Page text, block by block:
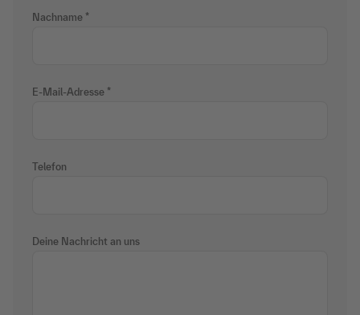
Nachname
E-Mail-Adresse
Telefon
Deine Nachricht an uns